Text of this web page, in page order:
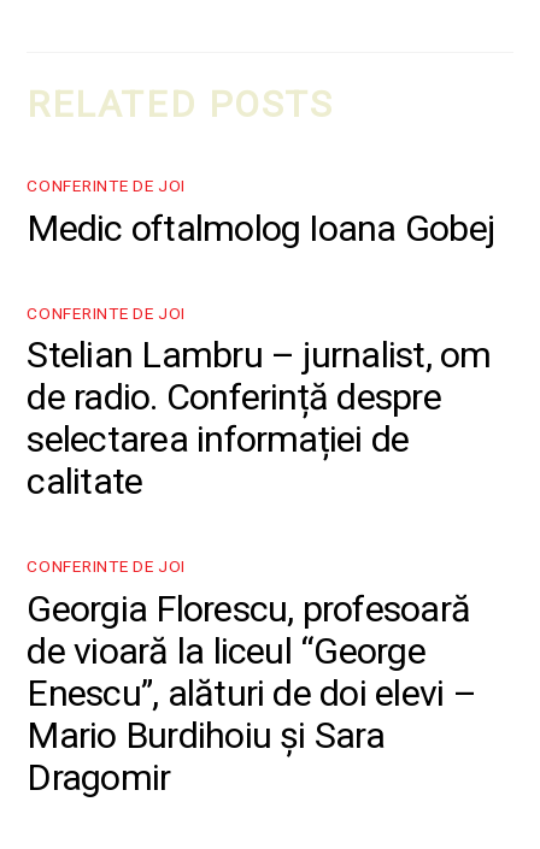
RELATED POSTS
CONFERINTE DE JOI
Medic oftalmolog Ioana Gobej
CONFERINTE DE JOI
Stelian Lambru – jurnalist, om
de radio. Conferință despre
selectarea informației de
calitate
CONFERINTE DE JOI
Georgia Florescu, profesoară
de vioară la liceul “George
Enescu”, alături de doi elevi –
Mario Burdihoiu și Sara
Dragomir